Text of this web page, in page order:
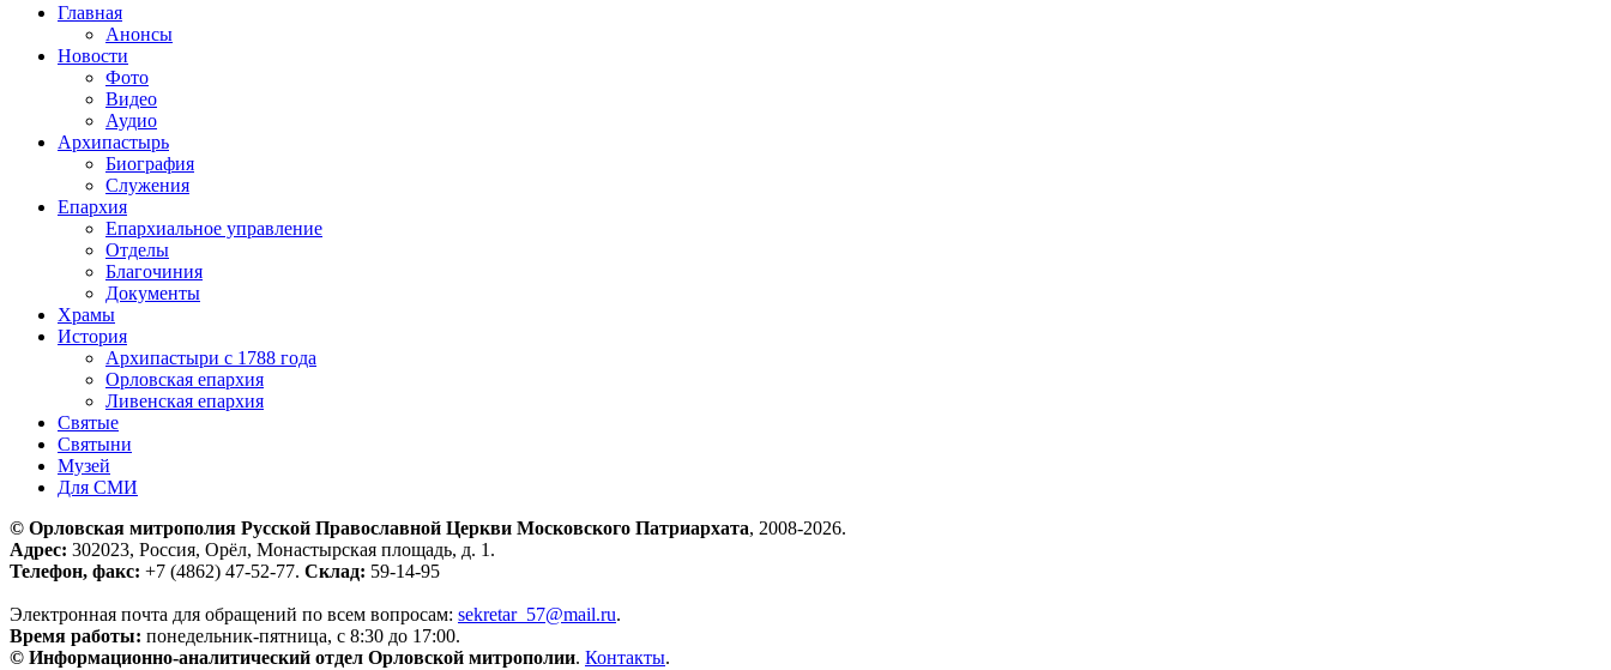
Главная
Анонсы
Новости
Фото
Видео
Аудио
Архипастырь
Биография
Служения
Епархия
Епархиальное управление
Отделы
Благочиния
Документы
Храмы
История
Архипастыри с 1788 года
Орловская епархия
Ливенская епархия
Святые
Святыни
Музей
Для СМИ
© Орловская митрополия Русской Православной Церкви Московского Патриархата, 2008-2026.
Адрес: 302023, Россия, Орёл, Монастырская площадь, д. 1.
Телефон, факс: +7 (4862) 47-52-77. Склад: 59-14-95
Электронная почта для обращений по всем вопросам: sekretar_57@mail.ru.
Время работы: понедельник-пятница, с 8:30 до 17:00.
© Информационно-аналитический отдел Орловской митрополии. Контакты.